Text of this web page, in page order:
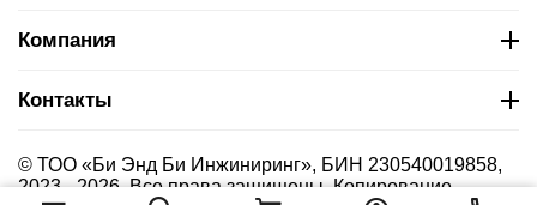
Компания
Контакты
© ТОО «Би Энд Би Инжиниринг», БИН 230540019858,
2023 - 2026. Все права защищены. Копирование